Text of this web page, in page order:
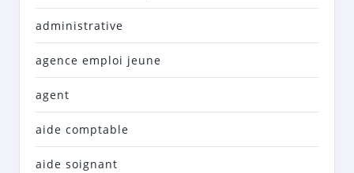
administrative
agence emploi jeune
agent
aide comptable
aide soignant